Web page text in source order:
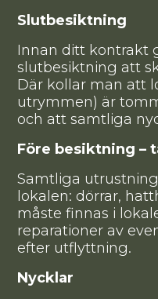
Slutbesiktning
Innan ditt kontrakt
slutbesiktning att
Där kollar man att
utrymmen) är
och att samtliga
Före besiktning –
Samtliga
lokalen: dörrar,
måste finnas i
reparationer av
efter utflyttning.
Nycklar